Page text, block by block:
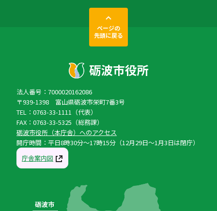
ページの
先頭に戻る
法人番号：7000020162086
〒939-1398 富山県砺波市栄町7番3号
TEL：0763-33-1111（代表）
FAX：0763-33-5325（総務課）
砺波市役所（本庁舎）へのアクセス
開庁時間：平日8時30分〜17時15分（12月29日〜1月3日は閉庁）
庁舎案内図